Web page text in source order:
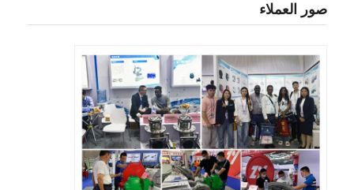
صور العملاء